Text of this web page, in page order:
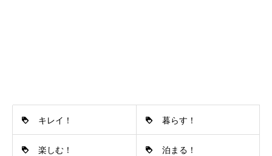
キレイ！ 暮らす！
楽しむ！ 泊まる！